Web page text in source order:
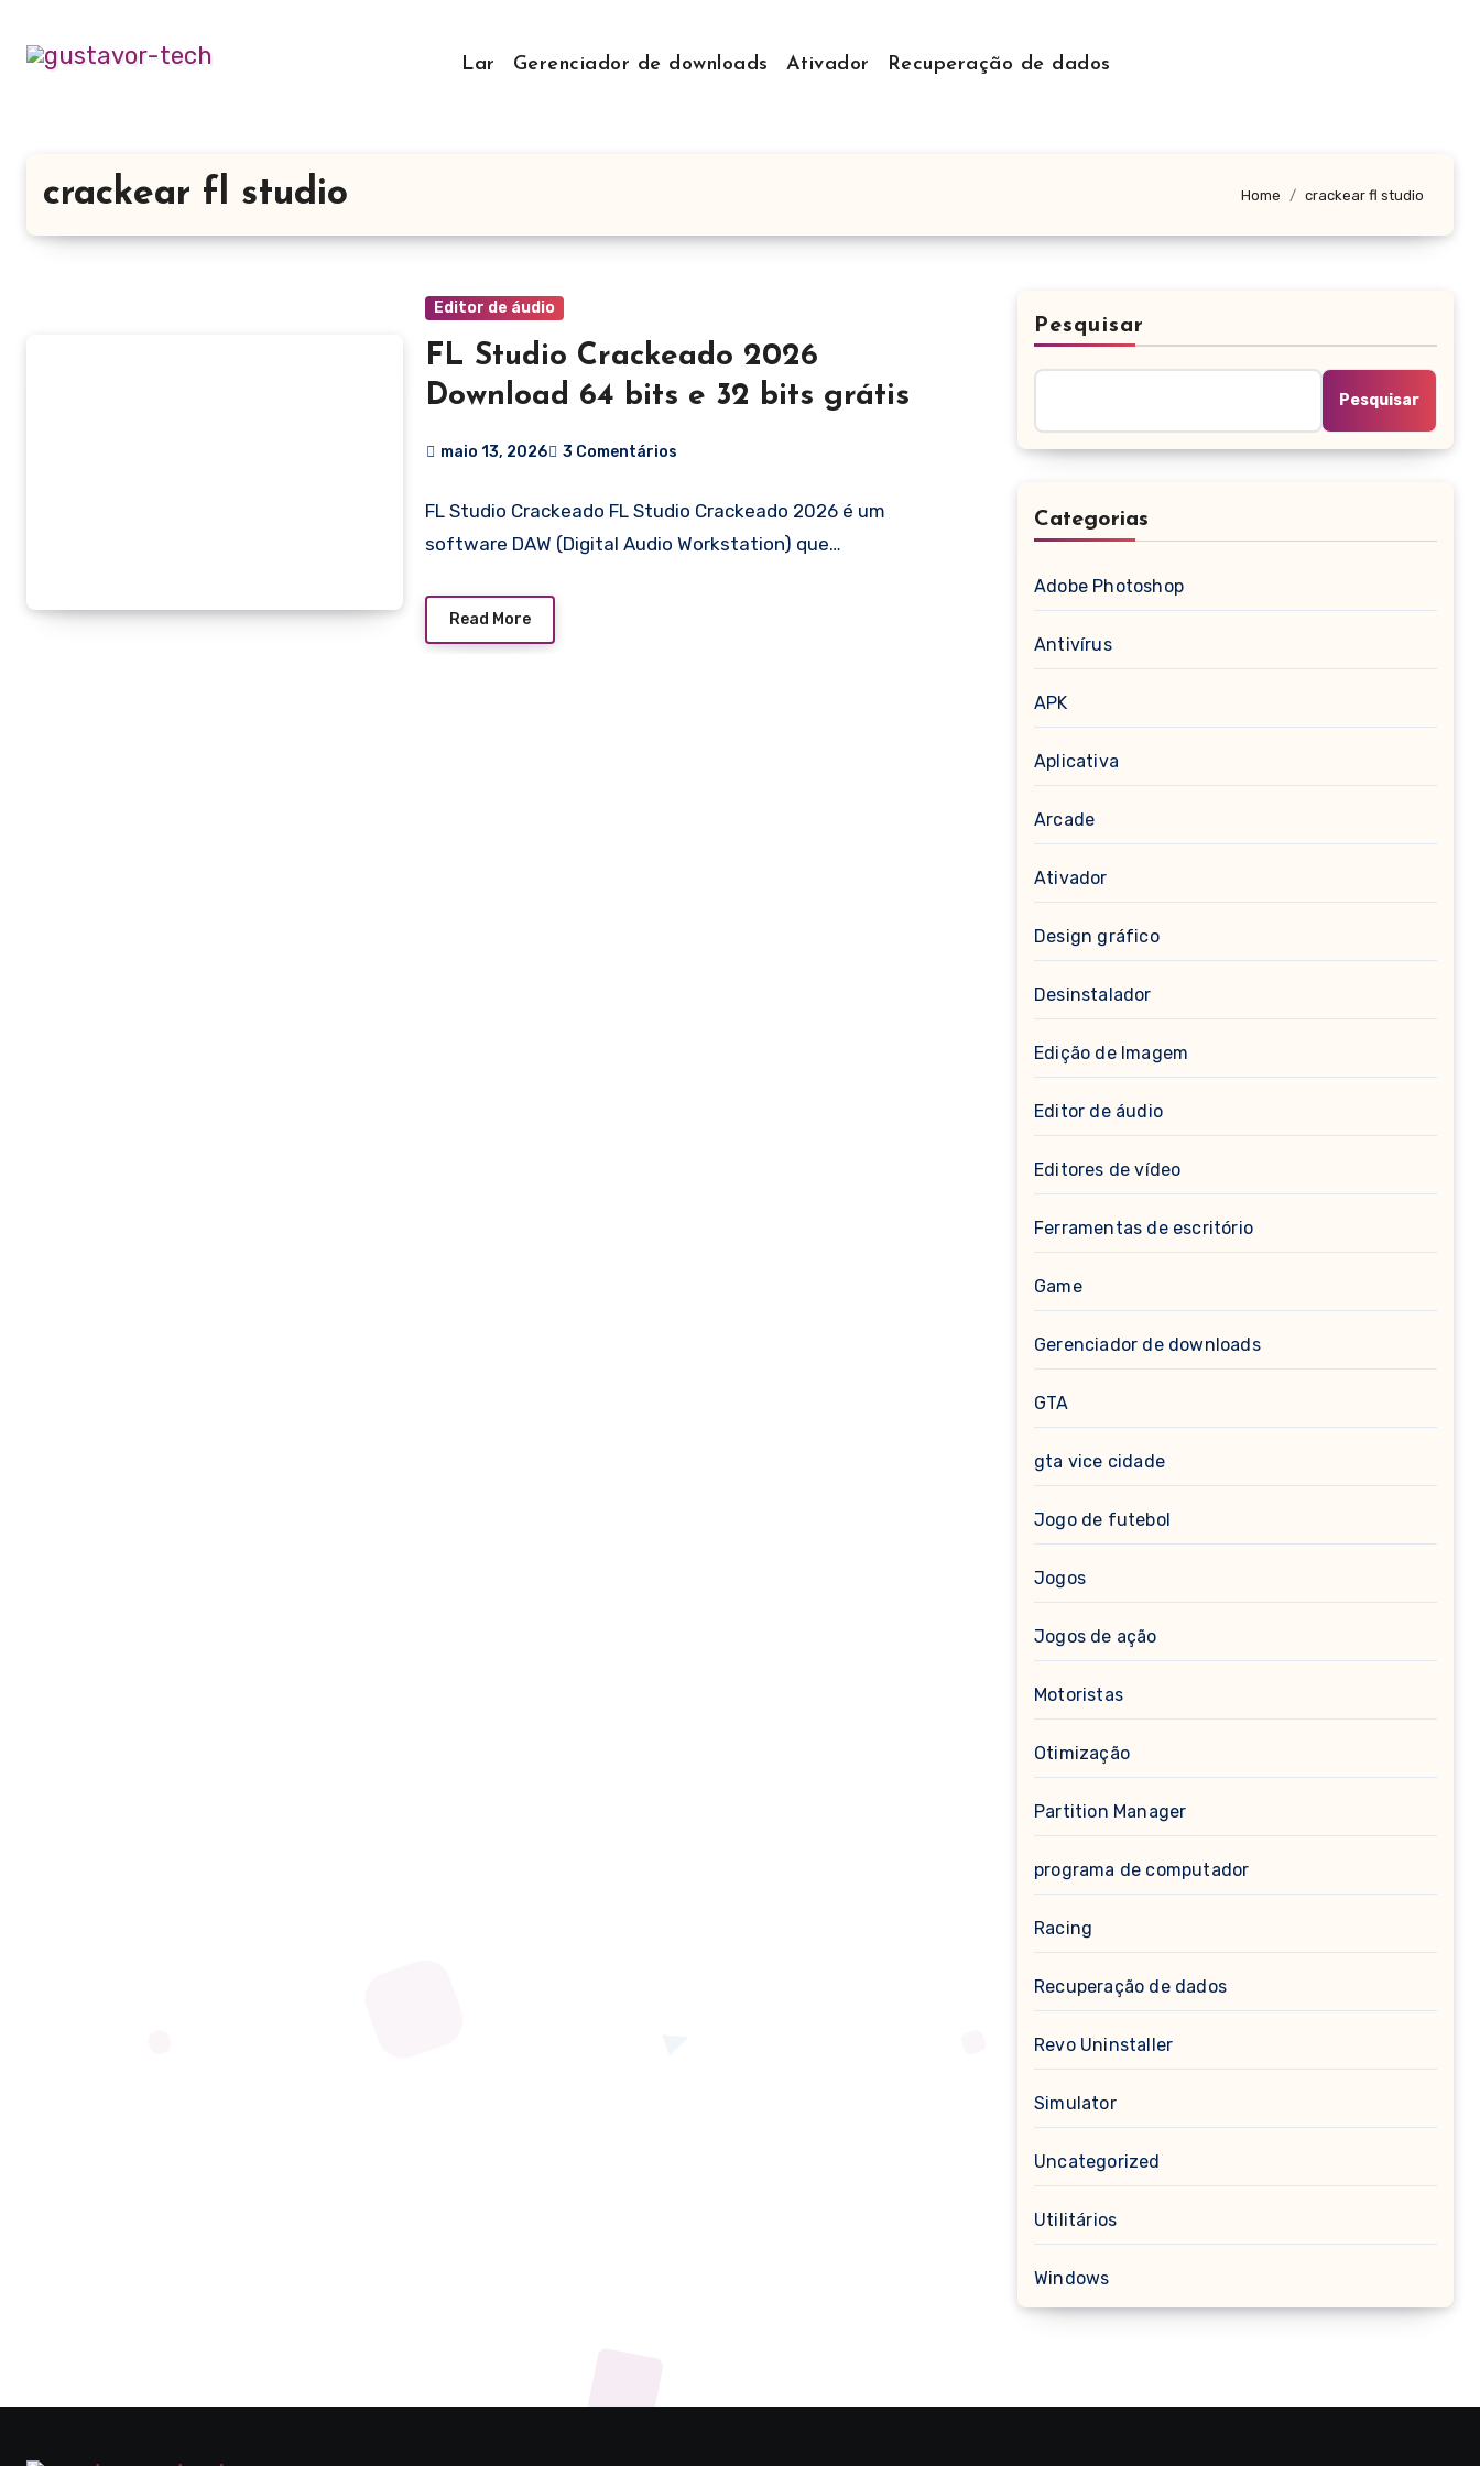
content
Lar Gerenciador de downloads Ativador Recuperação de dados
crackear fl studio Home crackear fl studio
Editor de áudio
FL Studio Crackeado 2026
Download 64 bits e 32 bits grátis
maio 13, 2026 3 Comentários
FL Studio Crackeado FL Studio Crackeado 2026 é um
software DAW (Digital Audio Workstation) que…
Read More
Pesquisar
Pesquisar
Categorias
Adobe Photoshop
Antivírus
APK
Aplicativa
Arcade
Ativador
Design gráfico
Desinstalador
Edição de Imagem
Editor de áudio
Editores de vídeo
Ferramentas de escritório
Game
Gerenciador de downloads
GTA
gta vice cidade
Jogo de futebol
Jogos
Jogos de ação
Motoristas
Otimização
Partition Manager
programa de computador
Racing
Recuperação de dados
Revo Uninstaller
Simulator
Uncategorized
Utilitários
Windows